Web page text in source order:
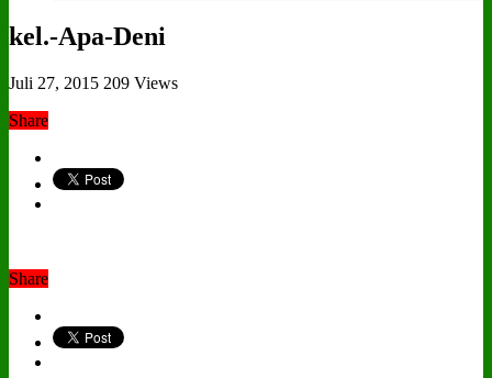
kel.-Apa-Deni
Juli 27, 2015 209 Views
Share
Share